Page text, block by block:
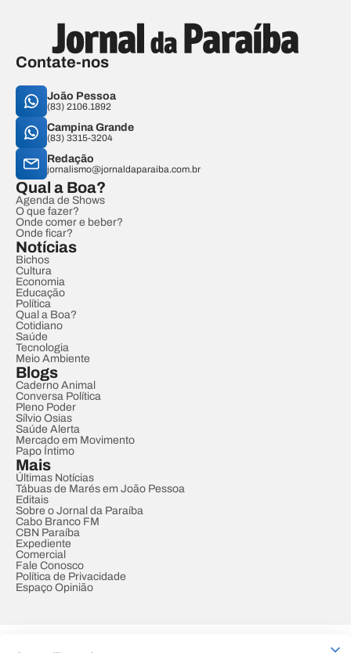
Contate-nos
João Pessoa
(83) 2106.1892
Campina Grande
(83) 3315-3204
Redação
jornalismo@jornaldaparaiba.com.br
Qual a Boa?
Agenda de Shows
O que fazer?
Onde comer e beber?
Onde ficar?
Notícias
Bichos
Cultura
Economia
Educação
Política
Qual a Boa?
Cotidiano
Saúde
Tecnologia
Meio Ambiente
Blogs
Caderno Animal
Conversa Política
Pleno Poder
Sílvio Osias
Saúde Alerta
Mercado em Movimento
Papo Íntimo
Mais
Últimas Notícias
Tábuas de Marés em João Pessoa
Editais
Sobre o Jornal da Paraíba
Cabo Branco FM
CBN Paraíba
Expediente
Comercial
Fale Conosco
Política de Privacidade
Espaço Opinião